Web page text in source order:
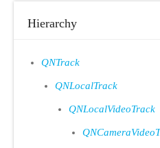
Hierarchy
QNTrack
QNLocalTrack
QNLocalVideoTrack